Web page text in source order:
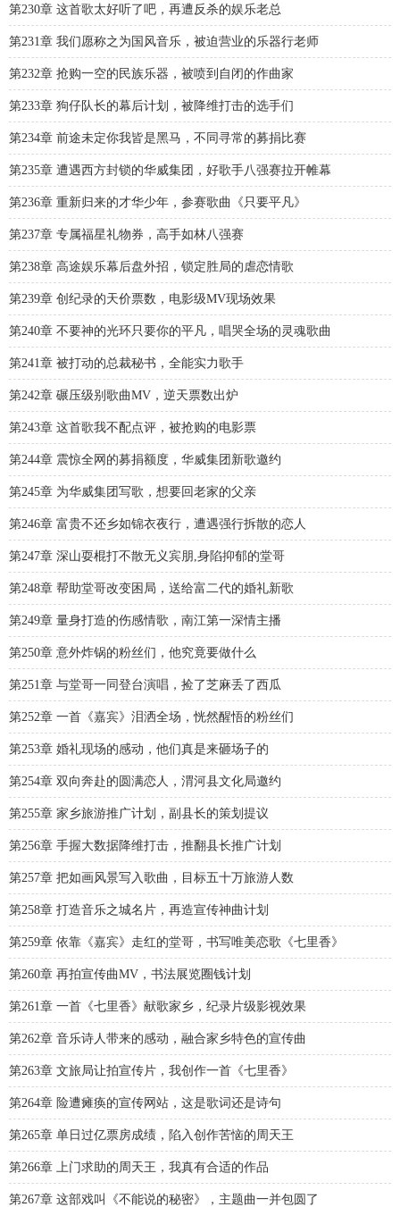
第230章 这首歌太好听了吧，再遭反杀的娱乐老总
第231章 我们愿称之为国风音乐，被迫营业的乐器行老师
第232章 抢购一空的民族乐器，被喷到自闭的作曲家
第233章 狗仔队长的幕后计划，被降维打击的选手们
第234章 前途未定你我皆是黑马，不同寻常的募捐比赛
第235章 遭遇西方封锁的华威集团，好歌手八强赛拉开帷幕
第236章 重新归来的才华少年，参赛歌曲《只要平凡》
第237章 专属福星礼物券，高手如林八强赛
第238章 高途娱乐幕后盘外招，锁定胜局的虐恋情歌
第239章 创纪录的天价票数，电影级MV现场效果
第240章 不要神的光环只要你的平凡，唱哭全场的灵魂歌曲
第241章 被打动的总裁秘书，全能实力歌手
第242章 碾压级别歌曲MV，逆天票数出炉
第243章 这首歌我不配点评，被抢购的电影票
第244章 震惊全网的募捐额度，华威集团新歌邀约
第245章 为华威集团写歌，想要回老家的父亲
第246章 富贵不还乡如锦衣夜行，遭遇强行拆散的恋人
第247章 深山耍棍打不散无义宾朋,身陷抑郁的堂哥
第248章 帮助堂哥改变困局，送给富二代的婚礼新歌
第249章 量身打造的伤感情歌，南江第一深情主播
第250章 意外炸锅的粉丝们，他究竟要做什么
第251章 与堂哥一同登台演唱，捡了芝麻丢了西瓜
第252章 一首《嘉宾》泪洒全场，恍然醒悟的粉丝们
第253章 婚礼现场的感动，他们真是来砸场子的
第254章 双向奔赴的圆满恋人，渭河县文化局邀约
第255章 家乡旅游推广计划，副县长的策划提议
第256章 手握大数据降维打击，推翻县长推广计划
第257章 把如画风景写入歌曲，目标五十万旅游人数
第258章 打造音乐之城名片，再造宣传神曲计划
第259章 依靠《嘉宾》走红的堂哥，书写唯美恋歌《七里香》
第260章 再拍宣传曲MV，书法展览圈钱计划
第261章 一首《七里香》献歌家乡，纪录片级影视效果
第262章 音乐诗人带来的感动，融合家乡特色的宣传曲
第263章 文旅局让拍宣传片，我创作一首《七里香》
第264章 险遭瘫痪的宣传网站，这是歌词还是诗句
第265章 单日过亿票房成绩，陷入创作苦恼的周天王
第266章 上门求助的周天王，我真有合适的作品
第267章 这部戏叫《不能说的秘密》，主题曲一并包圆了